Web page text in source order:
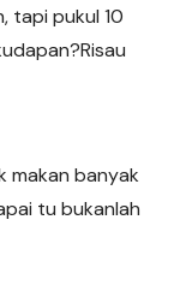
tapi pukul 10
makan banyak
tu bukanlah